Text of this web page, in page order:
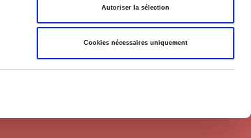
Autoriser la sélection
Cookies nécessaires uniquement